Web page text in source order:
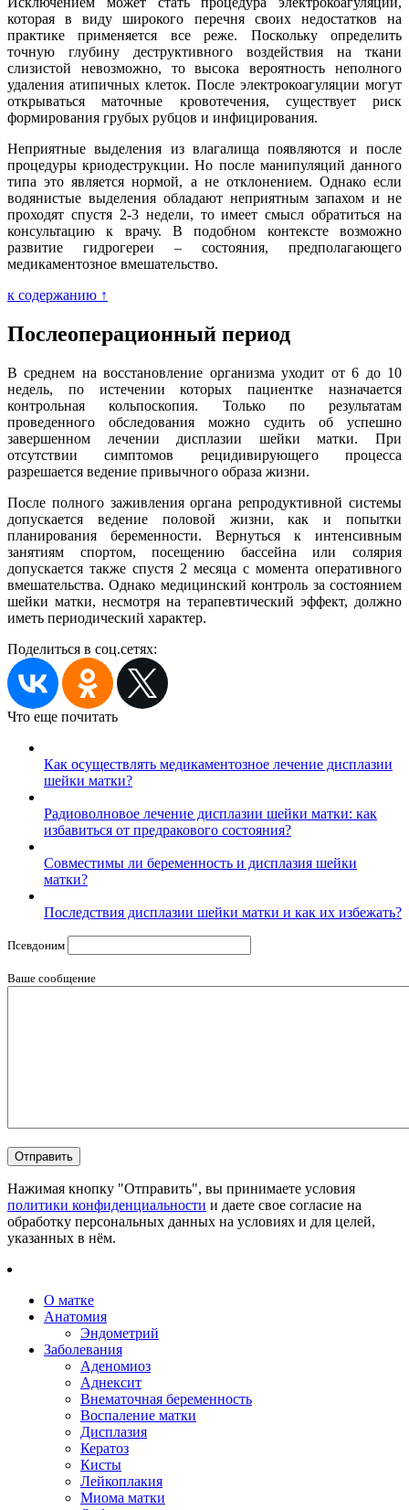
которая в виду широкого перечня своих недостатков на
практике применяется все реже. Поскольку определить
точную глубину деструктивного воздействия на ткани
слизистой невозможно, то высока вероятность неполного
удаления атипичных клеток. После электрокоагуляции могут
открываться маточные кровотечения, существует риск
формирования грубых рубцов и инфицирования.
Неприятные выделения из влагалища появляются и после
процедуры криодеструкции. Но после манипуляций данного
типа это является нормой, а не отклонением. Однако если
водянистые выделения обладают неприятным запахом и не
проходят спустя 2-3 недели, то имеет смысл обратиться на
консультацию к врачу. В подобном контексте возможно
развитие гидрогереи – состояния, предполагающего
медикаментозное вмешательство.
к содержанию ↑
Послеоперационный период
В среднем на восстановление организма уходит от 6 до 10
недель, по истечении которых пациентке назначается
контрольная кольпоскопия. Только по результатам
проведенного обследования можно судить об успешно
завершенном лечении дисплазии шейки матки. При
отсутствии симптомов рецидивирующего процесса
разрешается ведение привычного образа жизни.
После полного заживления органа репродуктивной системы
допускается ведение половой жизни, как и попытки
планирования беременности. Вернуться к интенсивным
занятиям спортом, посещению бассейна или солярия
допускается также спустя 2 месяца с момента оперативного
вмешательства. Однако медицинский контроль за состоянием
шейки матки, несмотря на терапевтический эффект, должно
иметь периодический характер.
Поделиться в соц.сетях:
Что еще почитать
Как осуществлять медикаментозное лечение дисплазии
шейки матки?
Радиоволновое лечение дисплазии шейки матки: как
избавиться от предракового состояния?
Совместимы ли беременность и дисплазия шейки
матки?
Последствия дисплазии шейки матки и как их избежать?
Псевдоним
Ваше сообщение
Нажимая кнопку "Отправить", вы принимаете условия
политики конфиденциальности и даете свое согласие на
обработку персональных данных на условиях и для целей,
указанных в нём.
О матке
Анатомия
Эндометрий
Заболевания
Аденомиоз
Аднексит
Внематочная беременность
Воспаление матки
Дисплазия
Кератоз
Кисты
Лейкоплакия
Миома матки